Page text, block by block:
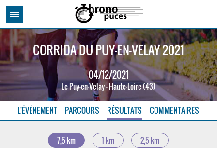
menu
CORRIDA DU PUY-EN-VELAY 2021
04/12/2021
Le Puy-en-Velay - Haute-Loire (43)
L'ÉVÉNEMENT PARCOURS RÉSULTATS COMMENTAIRES
7,5 km 1 km
2,5 km